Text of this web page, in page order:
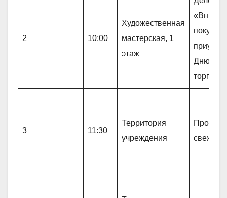
2 10:00
Художественная
мастерская, 1
этаж
Дню
3 11:30
Территория
учреждения
свежем